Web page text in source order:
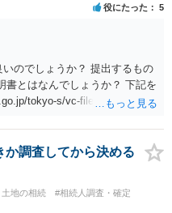
役にたった 5
のでしょうか？ 提出するもの
書とはなんでしょうか？ 下記を
tokyo-s/vc-files/tokyo-s/file/
か調査してから決める
地の相続
#相続人調査・確定